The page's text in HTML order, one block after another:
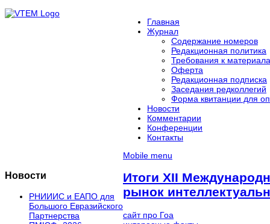
Главная
Журнал
Содержание номеров
Редакционная политика
Требования к
Оферта
Редакционная подписка
Заседания редколлегий
Форма квитанции для
Новости
Комментарии
Конференции
Контакты
Mobile menu
Новости
РНИИИС и ЕАПО для
Большого Евразийского
Партнерства
Итоги XII
рынок
сайт про Гоа